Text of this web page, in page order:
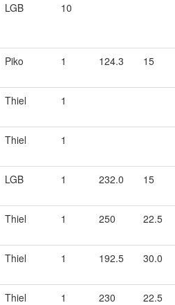
LGB 10
Piko 1 124.3 15
Thiel 1
Thiel 1
LGB 1 232.0 15
Thiel 1 250 22.5
Thiel 1 192.5 30.0
Thiel 1 230 22.5